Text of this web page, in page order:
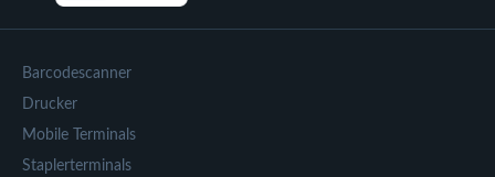
Barcodescanner
Drucker
Mobile Terminals
Staplerterminals